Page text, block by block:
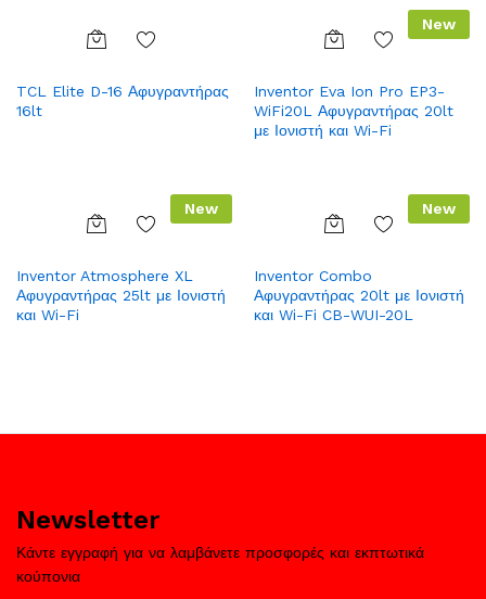
to
TCL Elite D-16 Αφυγραντήρας
16lt
New
to
Wish
list
Inventor Eva Ion Pro EP3-
WiFi20L Αφυγραντήρας 20lt
με Ιονιστή και Wi-Fi
New
to
Wish
Inventor Atmosphere XL
Αφυγραντήρας 25lt με Ιονιστή
και Wi-Fi
New
to
Wish
list
Inventor Combo
Αφυγραντήρας 20lt με Ιονιστή
και Wi-Fi CB-WUI-20L
Newsletter
Κάντε εγγραφή για να λαμβάνετε προσφορές και εκπτωτικά
κούπονια